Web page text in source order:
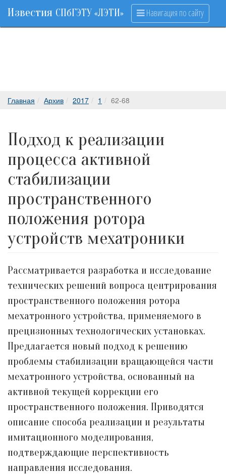
Известия СПбГЭТУ «ЛЭТИ» Навигация по сайту
Главная Архив 2017 1 62-68
Подход к реализации
процесса активной
стабилизации
пространственного
положения ротора
устройств мехатроники
Рассматривается разработка и исследование
технических решений вопроса центрирования
пространственного положения ротора
мехатронного устройства, применяемого в
прецизионных технологических установках.
Предлагается новый подход к решению
проблемы стабилизации вращающейся части
мехатронного устройства, основанный на
активной текущей коррекции его
пространственного положения. Приводятся
описание способа реализации и результаты
имитационного моделирования,
подтверждающие перспективность
направления исследования.